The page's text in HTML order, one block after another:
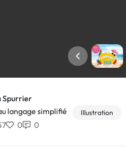
Spurrier
langage simplifié
Illustration
0 0